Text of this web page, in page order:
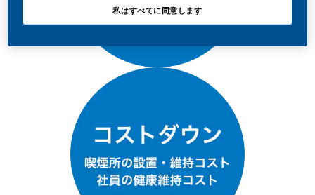
私はすべてに同意します